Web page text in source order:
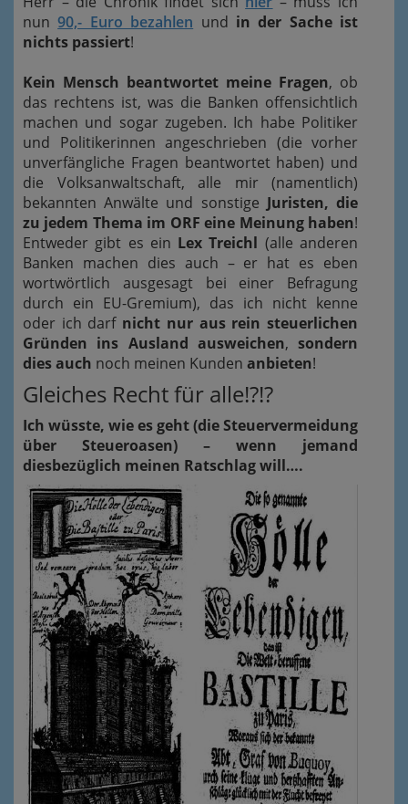
nun90,- Euro bezahlen und in der Sache ist
nichts passiert!
Kein Mensch beantwortet meine Fragen, ob
das rechtens ist, was die Banken offensichtlich
machen und sogar zugeben. Ich habe Politiker
und Politikerinnen angeschrieben (die vorher
unverfängliche Fragen beantwortet haben) und
die Volksanwaltschaft, alle mir (namentlich)
bekannten Anwälte und sonstige Juristen, die
zu jedem Thema im ORF eine Meinung haben!
Entweder gibt es ein Lex Treichl (alle anderen
Banken machen dies auch – er hat es eben
wortwörtlich ausgesagt bei einer Befragung
durch ein EU-Gremium), das ich nicht kenne
oder ich darf nicht nur aus rein steuerlichen
Gründen ins Ausland ausweichen, sondern
dies auch noch meinen Kunden anbieten!
Gleiches Recht für alle!?!?
Ich wüsste, wie es geht (die Steuervermeidung
über Steueroasen) – wenn jemand
diesbezüglich meinen Ratschlag will….